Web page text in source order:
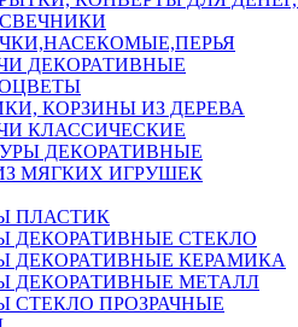
ДЕКОРАТИВНЫЕ
КОРЗИНЫ ИЗ ДЕРЕВА
КЛАССИЧЕСКИЕ
ДЕКОРАТИВНЫЕ
МЯГКИХ ИГРУШЕК
ПЛАСТИК
ДЕКОРАТИВНЫЕ СТЕКЛО
ДЕКОРАТИВНЫЕ КЕРАМИКА
ДЕКОРАТИВНЫЕ МЕТАЛЛ
СТЕКЛО ПРОЗРАЧНЫЕ